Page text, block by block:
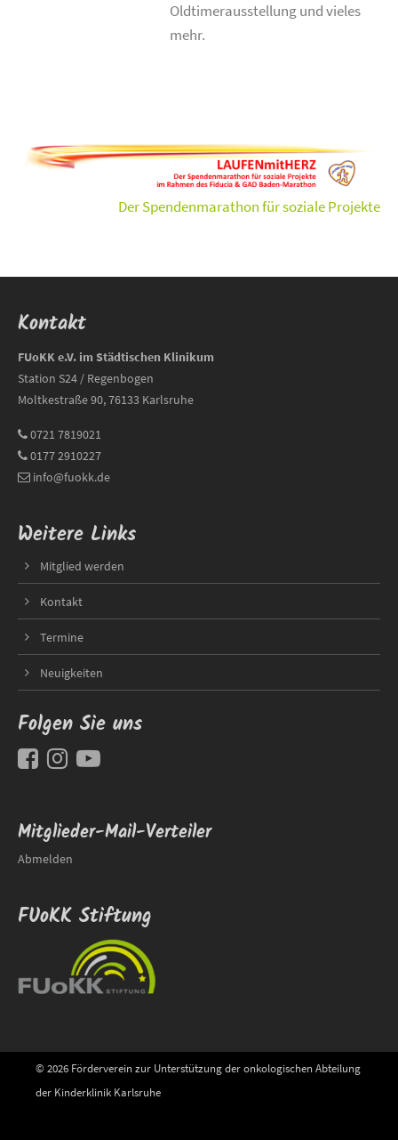
Oldtimerausstellung und vieles
mehr.
Der Spendenmarathon für soziale Projekte
Kontakt
FUoKK e.V. im Städtischen Klinikum
Station S24 / Regenbogen
Moltkestraße 90, 76133 Karlsruhe
0721 7819021
0177 2910227
info@fuokk.de
Weitere Links
Mitglied werden
Kontakt
Termine
Neuigkeiten
Folgen Sie uns
Mitglieder-Mail-Verteiler
Abmelden
FUoKK Stiftung
© 2026 Förderverein zur Unterstützung der onkologischen Abteilung
der Kinderklinik Karlsruhe